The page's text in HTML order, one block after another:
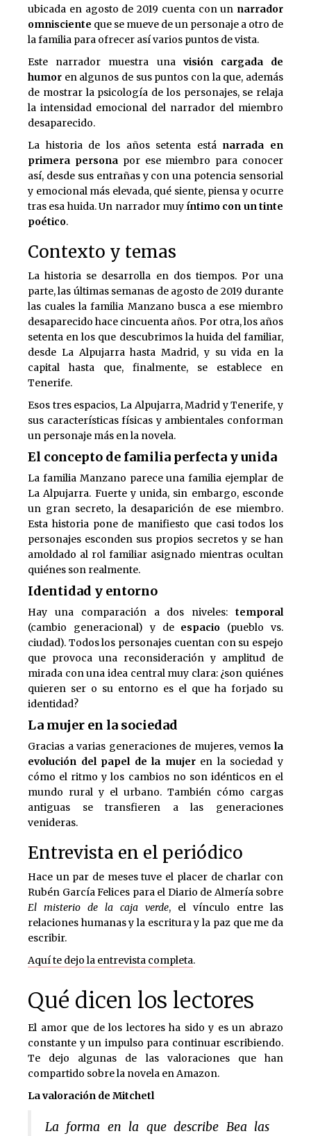
ubicada en agosto de 2019 cuenta con un narrador
omnisciente que se mueve de un personaje a otro de
la familia para ofrecer así varios puntos de vista.
Este narrador muestra una visión cargada de
humor en algunos de sus puntos con la que, además
de mostrar la psicología de los personajes, se relaja
la intensidad emocional del narrador del miembro
desaparecido.
La historia de los años setenta estánarrada en
primera personapor ese miembro para conocer
así, desde sus entrañas y con una potencia sensorial
y emocional más elevada, qué siente, piensa y ocurre
tras esa huida. Un narrador muy íntimo con un tinte
poético.
Contexto y temas
La historia se desarrolla en dos tiempos. Por una
parte, las últimas semanas de agosto de 2019 durante
las cuales la familia Manzano busca a ese miembro
desaparecido hace cincuenta años. Por otra, los años
setenta en los que descubrimos la huida del familiar,
desde La Alpujarra hasta Madrid, y su vida en la
capital hasta que, finalmente, se establece en
Tenerife.
Esos tres espacios, La Alpujarra, Madrid y Tenerife, y
sus características físicas y ambientales conforman
un personaje más en la novela.
El concepto de familia perfecta y unida
La familia Manzano parece una familia ejemplar de
La Alpujarra. Fuerte y unida, sin embargo, esconde
un gran secreto, la desaparición de ese miembro.
Esta historia pone de manifiesto que casi todos los
personajes esconden sus propios secretos y se han
amoldado al rol familiar asignado mientras ocultan
quiénes son realmente.
Identidad y entorno
Hay una comparación a dos niveles: temporal
(cambio generacional) y de espacio (pueblo vs.
ciudad). Todos los personajes cuentan con su espejo
que provoca una reconsideración y amplitud de
mirada con una idea central muy clara: ¿son quiénes
quieren ser o su entorno es el que ha forjado su
identidad?
La mujer en la sociedad
Gracias a varias generaciones de mujeres, vemos la
evolución del papel de la mujeren la sociedad y
cómo el ritmo y los cambios no son idénticos en el
mundo rural y el urbano. También cómo cargas
antiguas se transfieren a las generaciones
venideras.
Entrevista en el periódico
Hace un par de meses tuve el placer de charlar con
Rubén García Felices para el Diario de Almería sobre
El misterio de la caja verde, el vínculo entre las
relaciones humanas y la escritura y la paz que me da
escribir.
Aquí te dejo la entrevista completa.
Qué dicen los lectores
El amor que de los lectores ha sido y es un abrazo
constante y un impulso para continuar escribiendo.
Te dejo algunas de las valoraciones que han
compartido sobre la novela en Amazon.
La valoración de Mitchetl
La forma en la que describe Bea las